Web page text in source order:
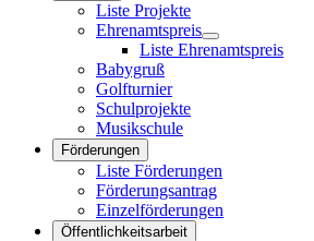
Liste Projekte
Ehrenamtspreis
Liste Ehrenamtspreis
Babygruß
Golfturnier
Schulprojekte
Musikschule
Förderungen
Liste Förderungen
Förderungsantrag
Einzelförderungen
Öffentlichkeitsarbeit